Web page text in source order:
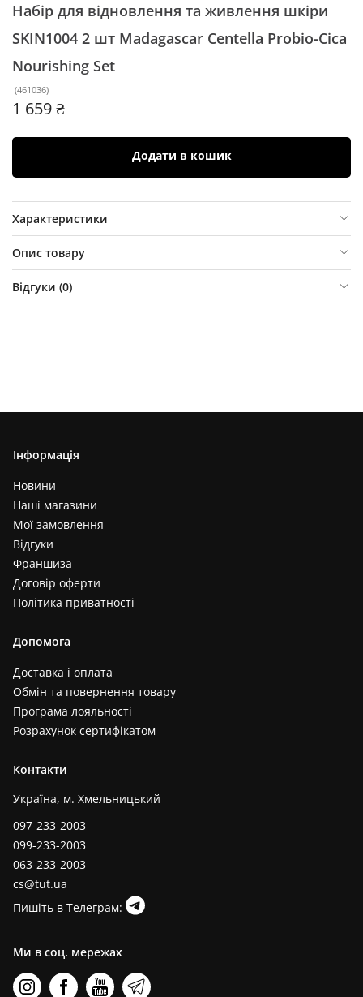
Набір для відновлення та живлення шкіри
SKIN1004 2 шт Madagascar Centella Probio-Cica
Nourishing Set
(461036)
1 659 ₴
Додати в кошик
Характеристики
Опис товару
Відгуки (0)
Інформація
Новини
Наші магазини
Мої замовлення
Відгуки
Франшиза
Договір оферти
Політика приватності
Допомога
Доставка і оплата
Обмін та повернення товару
Програма лояльності
Розрахунок сертифікатом
Контакти
Україна, м. Хмельницький
097-233-2003
099-233-2003
063-233-2003
cs@tut.ua
Пишіть в Телеграм:
Ми в соц. мережах